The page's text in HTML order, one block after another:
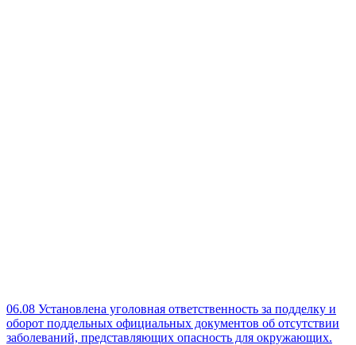
06.08 Установлена уголовная ответственность за подделку и
оборот поддельных официальных документов об отсутствии
заболеваний, представляющих опасность для окружающих.